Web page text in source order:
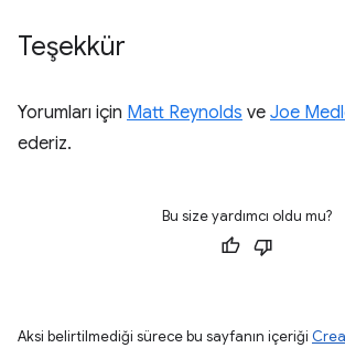
Teşekkür
Yorumları için Matt Reynolds ve Joe
ederiz.
Bu size yardımcı oldu mu?
Aksi belirtilmediği sürece bu sayfanın içeriği